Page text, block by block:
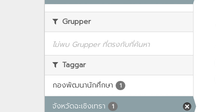
Grupper
ไม่พบ Grupper ที่ตรงกับที่ค้นหา
Taggar
กองพัฒนานักศึกษา
1
จังหวัดฉะเชิงเทรา 1